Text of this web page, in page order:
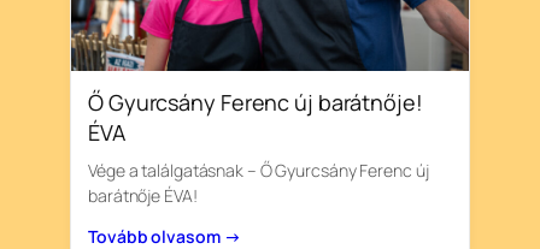
Ő Gyurcsány Ferenc új barátnője!
ÉVA
Vége a találgatásnak – Ő Gyurcsány Ferenc új
barátnője ÉVA!
Tovább olvasom →